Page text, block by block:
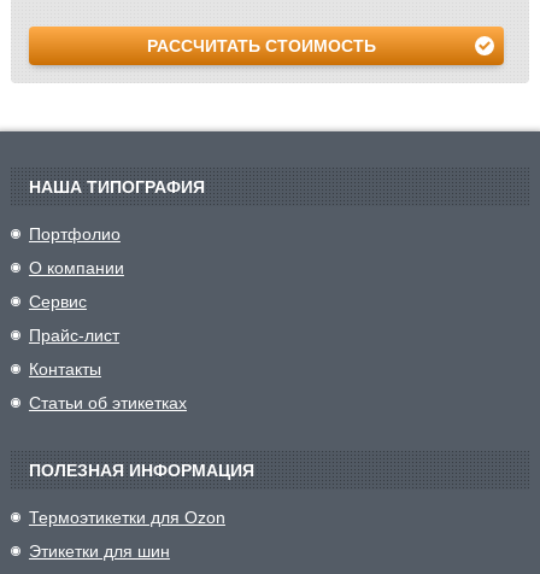
РАССЧИТАТЬ СТОИМОСТЬ
НАША ТИПОГРАФИЯ
Портфолио
О компании
Сервис
Прайс-лист
Контакты
Статьи об этикетках
ПОЛЕЗНАЯ ИНФОРМАЦИЯ
Термоэтикетки для Ozon
Этикетки для шин